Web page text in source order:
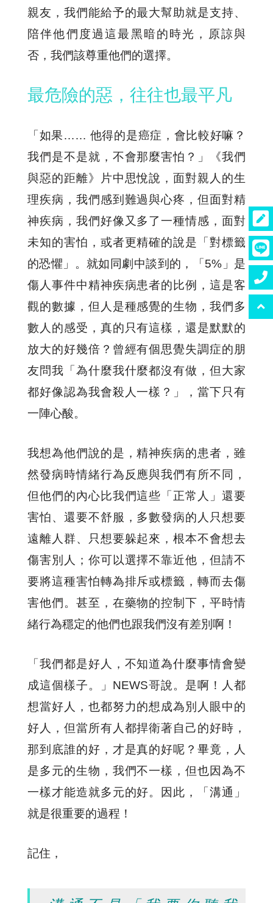
親友，我們能給予的最大幫助就是支持、
陪伴他們度過這最黑暗的時光，原諒與
否，我們該尊重他們的選擇。
最危險的惡，往往也最平凡
「如果…… 他得的是癌症，會比較好嘛？
我們是不是就，不會那麼害怕？」《我們
與惡的距離》片中思悅說，面對親人的生
理疾病，我們感到難過與心疼，但面對精
神疾病，我們好像又多了一種情感，面對
未知的害怕，或者更精確的說是「對標籤
的恐懼」。就如同劇中談到的，「5%」是
傷人事件中精神疾病患者的比例，這是客
觀的數據，但人是種感覺的生物，我們多
數人的感受，真的只有這樣，還是默默的
放大的好幾倍？曾經有個思覺失調症的朋
友問我「為什麼我什麼都沒有做，但大家
都好像認為我會殺人一樣？」，當下只有
一陣心酸。
我想為他們說的是，精神疾病的患者，雖
然發病時情緒行為反應與我們有所不同，
但他們的內心比我們這些「正常人」還要
害怕、還要不舒服，多數發病的人只想要
遠離人群、只想要躲起來，根本不會想去
傷害別人；你可以選擇不靠近他，但請不
要將這種害怕轉為排斥或標籤，轉而去傷
害他們。甚至，在藥物的控制下，平時情
緒行為穩定的他們也跟我們沒有差別啊！
「我們都是好人，不知道為什麼事情會變
成這個樣子。」NEWS哥說。是啊！人都
想當好人，也都努力的想成為別人眼中的
好人，但當所有人都捍衛著自己的好時，
那到底誰的好，才是真的好呢？畢竟，人
是多元的生物，我們不一樣，但也因為不
一樣才能造就多元的好。因此，「溝通」
就是很重要的過程！
記住，